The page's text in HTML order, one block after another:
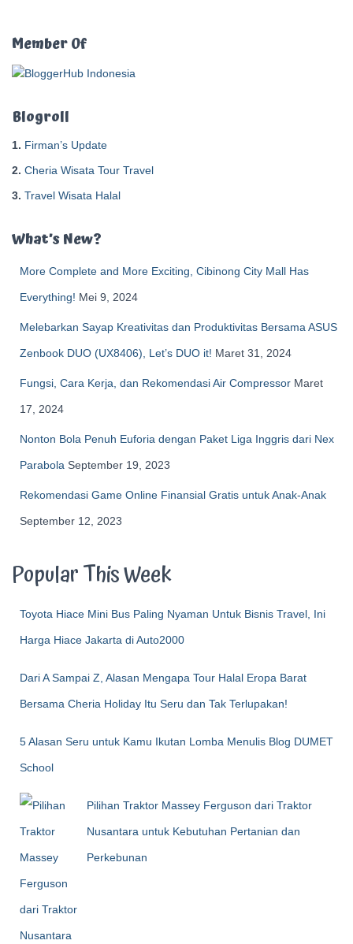
k
:Member Of
Blogroll
1. Firman’s Update
2. Cheria Wisata Tour Travel
3. Travel Wisata Halal
What’s New?
More Complete and More Exciting, Cibinong City Mall Has
Everything! Mei 9, 2024
Melebarkan Sayap Kreativitas dan Produktivitas Bersama ASUS
Zenbook DUO (UX8406), Let’s DUO it! Maret 31, 2024
Fungsi, Cara Kerja, dan Rekomendasi Air Compressor Maret
17, 2024
Nonton Bola Penuh Euforia dengan Paket Liga Inggris dari Nex
Parabola September 19, 2023
Rekomendasi Game Online Finansial Gratis untuk Anak-Anak
September 12, 2023
Popular This Week
Toyota Hiace Mini Bus Paling Nyaman Untuk Bisnis Travel, Ini
Harga Hiace Jakarta di Auto2000
Dari A Sampai Z, Alasan Mengapa Tour Halal Eropa Barat
Bersama Cheria Holiday Itu Seru dan Tak Terlupakan!
5 Alasan Seru untuk Kamu Ikutan Lomba Menulis Blog DUMET
School
Pilihan Traktor Massey Ferguson dari Traktor
Nusantara untuk Kebutuhan Pertanian dan
Perkebunan